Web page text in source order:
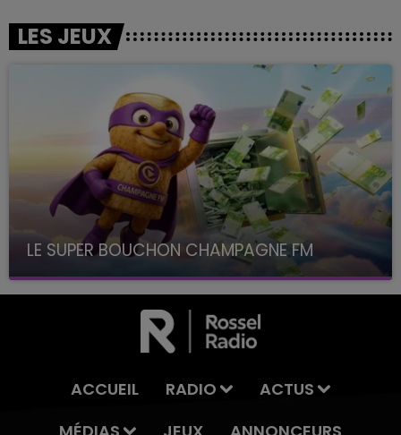
LES JEUX
LE SUPER BOUCHON CHAMPAGNE FM
avec La Famille Champagne FM, à 8H10
ACCUEIL RADIO
ACTUS